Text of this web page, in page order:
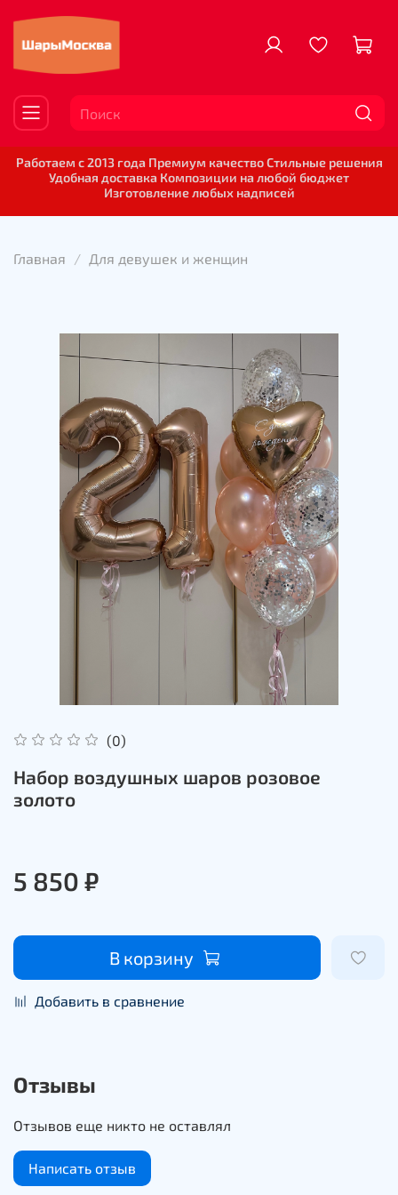
Работаем с 2013 года Премиум качество Стильные решения
Удобная доставка Композиции на любой бюджет
Изготовление любых надписей
Главная Для девушек и женщин
(0)
Набор воздушных шаров розовое
золото
5 850 ₽
В корзину
Добавить в сравнение
Отзывы
Отзывов еще никто не оставлял
Написать отзыв